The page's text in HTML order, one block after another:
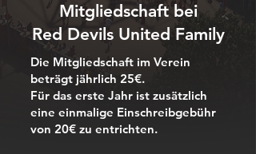
Mitgliedschaft bei
Red Devils United Family
Die Mitgliedschaft im Verein
beträgt jährlich 25€.
Für das erste Jahr ist zusätzlich
eine einmalige Einschreibgebühr
von 20€ zu entrichten.